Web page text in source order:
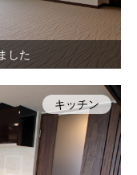
した
キッチン